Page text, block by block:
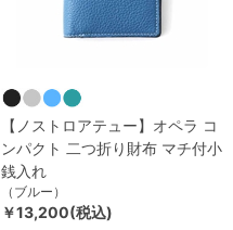
【ノストロアテュー】オペラ コ
ンパクト 二つ折り財布 マチ付小
銭入れ
（ブルー）
￥13,200(税込)